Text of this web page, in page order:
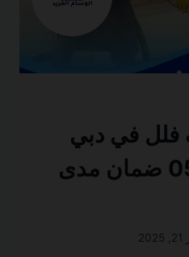
في دبي
0501270935 ضمان مدى